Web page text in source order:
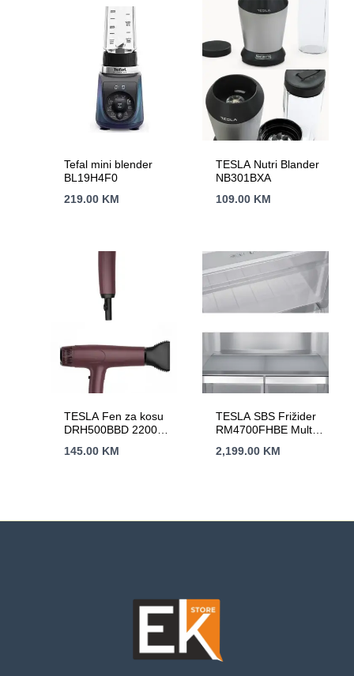
Tefal mini blender
BL19H4F0
219.00 KM
TESLA Nutri Blander
NB301BXA
109.00 KM
TESLA Fen za kosu
DRH500BBD 2200W
Bordo / LED Display
145.00 KM
TESLA SBS Frižider
RM4700FHBE Multi
(V)180cm (Š)79,5cm
2,199.00 KM